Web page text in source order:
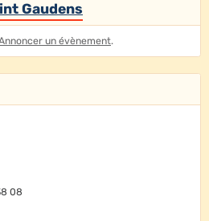
Gaudens
un évènement.
08